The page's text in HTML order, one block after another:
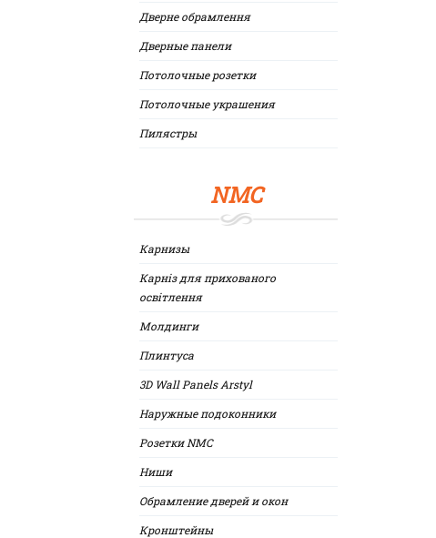
Дверне обрамлення
Дверные панели
Потолочные розетки
Потолочные украшения
Пилястры
NMC
Карнизы
Карніз для прихованого
освітлення
Молдинги
Плинтуса
3D Wall Panels Arstyl
Наружные подоконники
Розетки NMC
Ниши
Обрамление дверей и окон
Кронштейны